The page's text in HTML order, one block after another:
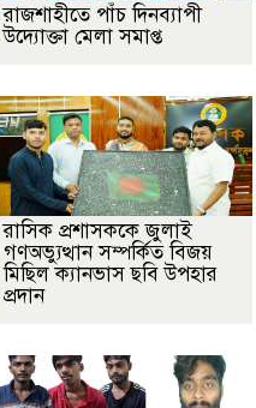
রাজশাহীতে পাঁচ দিনব্যাপী
উদ্যোক্তা মেলা সমাপ্ত
রাসিক প্রশাসককে জুলাই
গণঅভ্যুত্থান সম্পর্কিত বিজয়
মিছিল ক্যানভাস ছবি উপহার
প্রদান